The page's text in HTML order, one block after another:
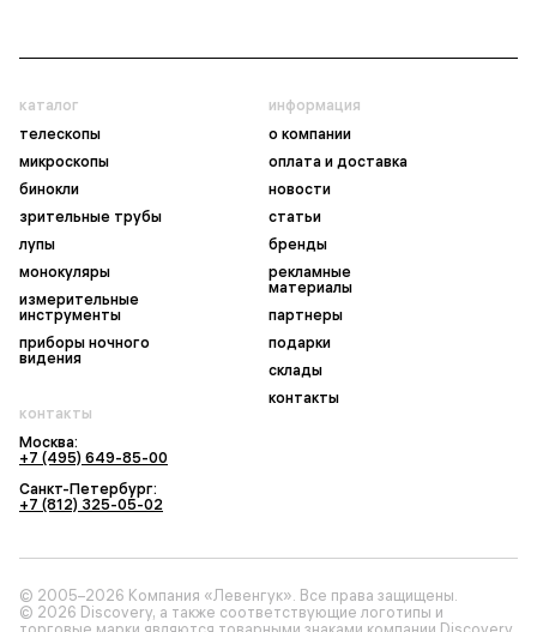
каталог
телескопы
микроскопы
бинокли
зрительные трубы
лупы
монокуляры
измерительные
инструменты
приборы ночного
видения
информация
о компании
оплата и доставка
новости
статьи
бренды
рекламные
материалы
партнеры
подарки
склады
контакты
контакты
Москва:
+7 (495) 649-85-00
Санкт-Петербург:
+7 (812) 325-05-02
© 2005–2026 Компания «Левенгук». Все права защищены.
© 2026 Discovery, а также соответствующие логотипы и